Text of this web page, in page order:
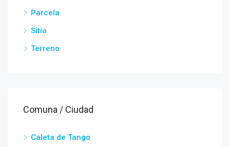
Parcela
Sitio
Terreno
Comuna / Ciudad
Caleta de Tango